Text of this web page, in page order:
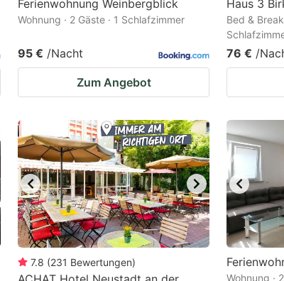
Ferienwohnung Weinbergblick
Wohnung · 2 Gäste · 1 Schlafzimmer
95 € /Nacht
Zum Angebot
Haus 3
Bed &
76 € /
7.8 (231 Bewertungen)
Wohnung ·